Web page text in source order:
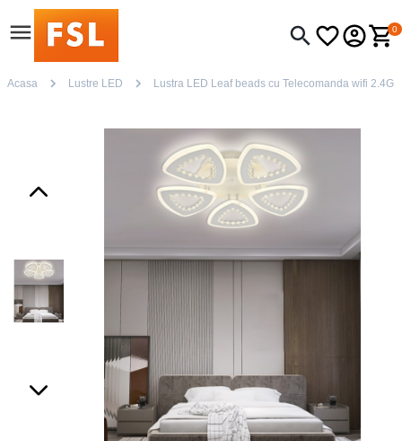
0
Acasa Lustre LED Lustra LED Leaf beads cu Telecomanda wifi